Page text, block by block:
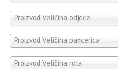
Proizvod Veličina odjeće
Proizvod Veličina pancerica
Proizvod Veličina rola